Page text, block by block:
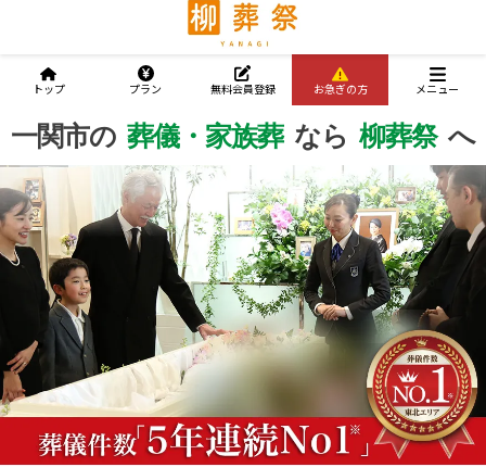
一関市の 葬儀・家族葬 なら 柳葬祭 へ
一関市の 葬儀・家族葬 なら 柳葬祭 へ
一関市の 葬儀・家族葬 なら 柳葬祭 へ
トップ プラン 無料会員登録 お急ぎの方 メニュー